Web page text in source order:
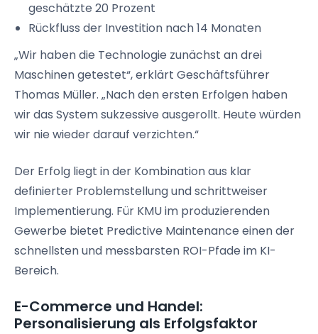
geschätzte 20 Prozent
Rückfluss der Investition nach 14 Monaten
„Wir haben die Technologie zunächst an drei
Maschinen getestet“, erklärt Geschäftsführer
Thomas Müller. „Nach den ersten Erfolgen haben
wir das System sukzessive ausgerollt. Heute würden
wir nie wieder darauf verzichten.“
Der Erfolg liegt in der Kombination aus klar
definierter Problemstellung und schrittweiser
Implementierung. Für KMU im produzierenden
Gewerbe bietet Predictive Maintenance einen der
schnellsten und messbarsten ROI-Pfade im KI-
Bereich.
E-Commerce und Handel:
Personalisierung als Erfolgsfaktor